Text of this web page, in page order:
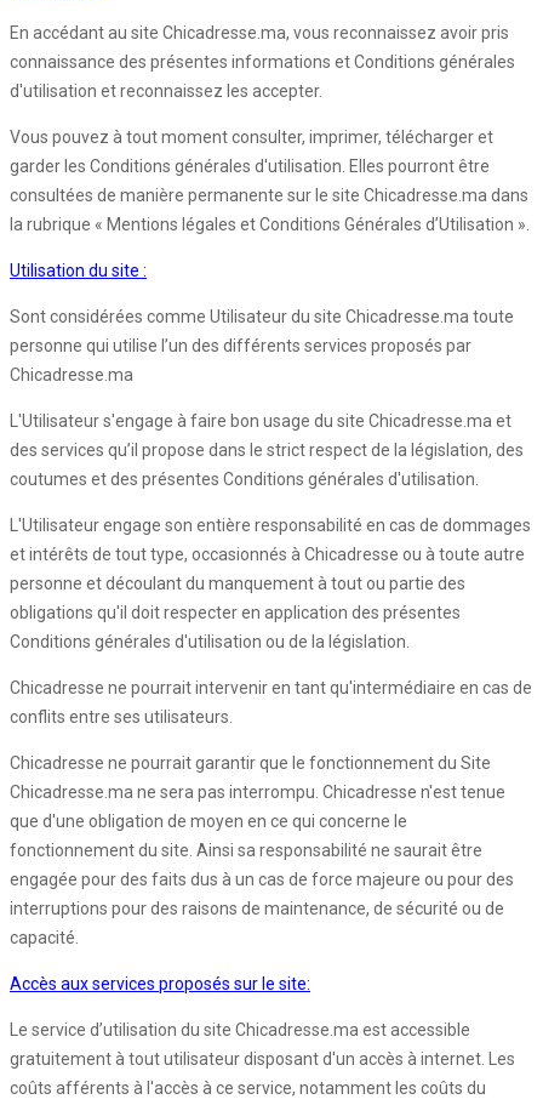
En accédant au site Chicadresse.ma, vous reconnaissez avoir pris
connaissance des présentes informations et Conditions générales
d'utilisation et reconnaissez les accepter.
Vous pouvez à tout moment consulter, imprimer, télécharger et
garder les Conditions générales d'utilisation. Elles pourront être
consultées de manière permanente sur le site Chicadresse.ma dans
la rubrique « Mentions légales et Conditions Générales d’Utilisation ».
Utilisation du site :
Sont considérées comme Utilisateur du site Chicadresse.ma toute
personne qui utilise l’un des différents services proposés par
Chicadresse.ma
L'Utilisateur s'engage à faire bon usage du site Chicadresse.ma et
des services qu’il propose dans le strict respect de la législation, des
coutumes et des présentes Conditions générales d'utilisation.
L'Utilisateur engage son entière responsabilité en cas de dommages
et intérêts de tout type, occasionnés à Chicadresse ou à toute autre
personne et découlant du manquement à tout ou partie des
obligations qu'il doit respecter en application des présentes
Conditions générales d'utilisation ou de la législation.
Chicadresse ne pourrait intervenir en tant qu'intermédiaire en cas de
conflits entre ses utilisateurs.
Chicadresse ne pourrait garantir que le fonctionnement du Site
Chicadresse.ma ne sera pas interrompu. Chicadresse n'est tenue
que d'une obligation de moyen en ce qui concerne le
fonctionnement du site. Ainsi sa responsabilité ne saurait être
engagée pour des faits dus à un cas de force majeure ou pour des
interruptions pour des raisons de maintenance, de sécurité ou de
capacité.
Accès aux services proposés sur le site:
Le service d’utilisation du site Chicadresse.ma est accessible
gratuitement à tout utilisateur disposant d'un accès à internet. Les
coûts afférents à l'accès à ce service, notamment les coûts du